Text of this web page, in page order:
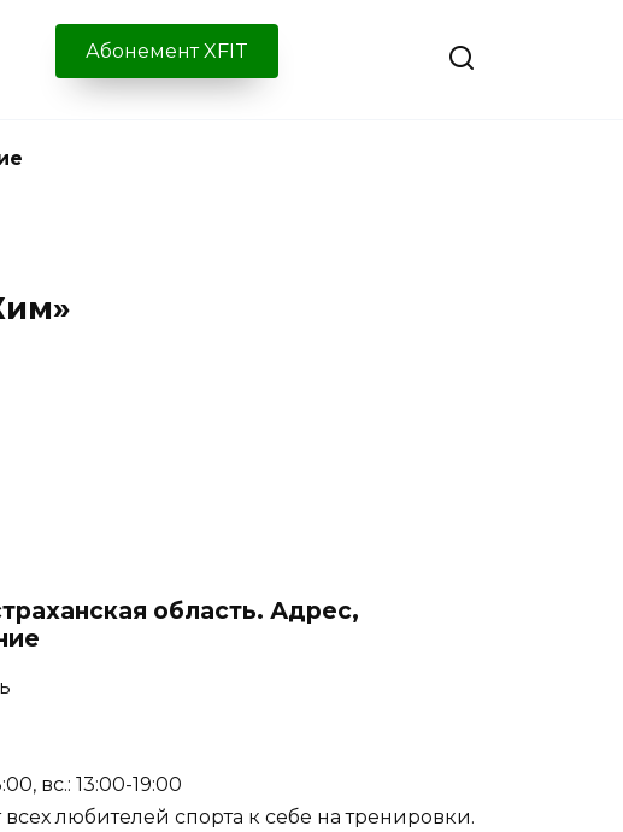
Абонемент XFIT
область. Адрес,
вс.: 13:00-19:00
любителей спорта к себе на тренировки.